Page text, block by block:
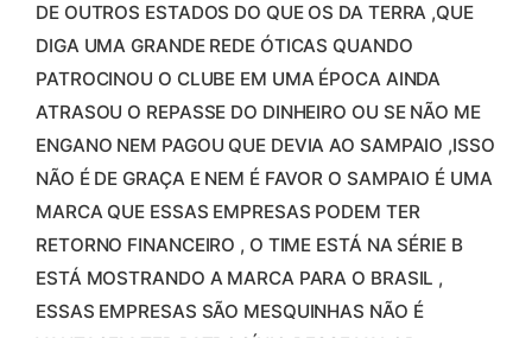
DE OUTROS ESTADOS DO QUE OS DA TERRA ,QUE
DIGA UMA GRANDE REDE ÓTICAS QUANDO
PATROCINOU O CLUBE EM UMA ÉPOCA AINDA
ATRASOU O REPASSE DO DINHEIRO OU SE NÃO ME
ENGANO NEM PAGOU QUE DEVIA AO SAMPAIO ,ISSO
NÃO É DE GRAÇA E NEM É FAVOR O SAMPAIO É UMA
MARCA QUE ESSAS EMPRESAS PODEM TER
RETORNO FINANCEIRO , O TIME ESTÁ NA SÉRIE B
ESTÁ MOSTRANDO A MARCA PARA O BRASIL ,
ESSAS EMPRESAS SÃO MESQUINHAS NÃO É